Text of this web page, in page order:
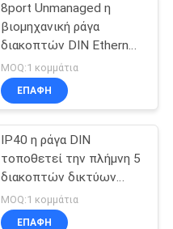
8port Unmanaged η
βιομηχανική ράγα
διακοπτών DIN Ethernet
διακοπτών βιομηχανική
τοποθετεί
MOQ:1 κομμάτια
ΕΠΑΦΉ
IP40 η ράγα DIN
τοποθετεί την πλήμνη 5
διακοπτών δικτύων
διεπαφή Gigabit Rj45
UTP λιμένων
MOQ:1 κομμάτια
ΕΠΑΦΉ